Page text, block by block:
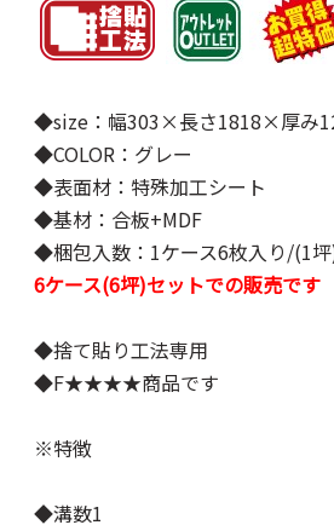
◆size：幅303×長さ1818×厚み
◆COLOR：グレー
◆表面材：特殊加工シート
◆基材：合板+MDF
◆梱包入数：1ケース6枚入り/(1
6ケース(6坪)セットでの販売です
◆捨て貼り工法専用
◆F★★★★商品です
※特徴
◆溝数1